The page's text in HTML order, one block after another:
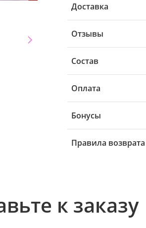
Доставка
Отзывы
Состав
Оплата
Бонусы
Правила возврата
к заказу